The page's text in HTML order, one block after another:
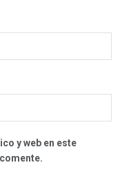
y web en este